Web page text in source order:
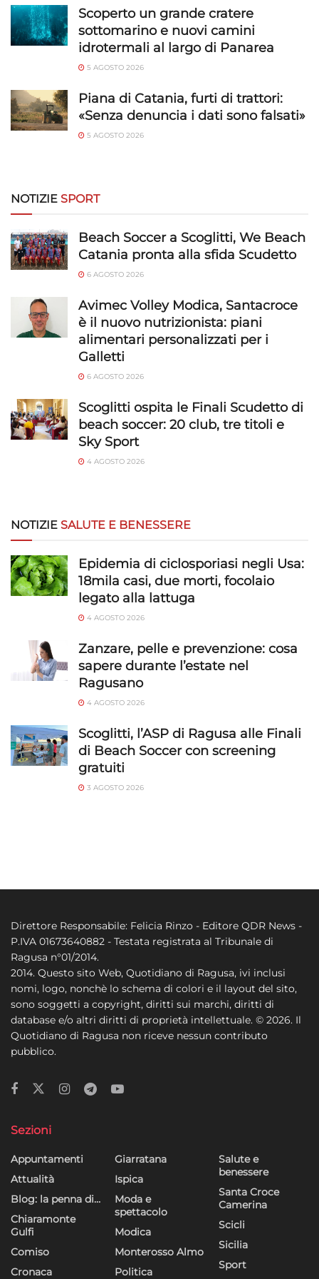
rilevare frodi, correggere errori, Erogare
e presentare pubblicità e contenuto,
Salvare e comunicare le scelte sulla
Sempre attivo
Scoperto un grande cratere
sottomarino e nuovi camini
idrotermali al largo di Panarea
5 AGOSTO 2026
Piana di Catania, furti di trattori:
«Senza denuncia i dati sono falsati»
5 AGOSTO 2026
NOTIZIE SPORT
Beach Soccer a Scoglitti, We Beach
Catania pronta alla sfida Scudetto
6 AGOSTO 2026
Avimec Volley Modica, Santacroce
è il nuovo nutrizionista: piani
alimentari personalizzati per i
Galletti
6 AGOSTO 2026
Scoglitti ospita le Finali Scudetto di
beach soccer: 20 club, tre titoli e
Sky Sport
4 AGOSTO 2026
NOTIZIE SALUTE E BENESSERE
Epidemia di ciclosporiasi negli Usa:
18mila casi, due morti, focolaio
legato alla lattuga
4 AGOSTO 2026
Zanzare, pelle e prevenzione: cosa
sapere durante l’estate nel
Ragusano
4 AGOSTO 2026
Scoglitti, l’ASP di Ragusa alle Finali
di Beach Soccer con screening
gratuiti
3 AGOSTO 2026
Direttore Responsabile: Felicia Rinzo - Editore QDR News -
P.IVA 01673640882 - Testata registrata al Tribunale di
Ragusa n°01/2014.
2014. Questo sito Web, Quotidiano di Ragusa, ivi inclusi
nomi, logo, nonchè lo schema di colori e il layout del sito,
sono soggetti a copyright, diritti sui marchi, diritti di
database e/o altri diritti di proprietà intellettuale. © 2026. Il
Quotidiano di Ragusa non riceve nessun contributo
pubblico.
Sezioni
Appuntamenti
Attualità
Blog: la penna di…
Chiaramonte
Gulfi
Comiso
Cronaca
Giarratana
Ispica
Moda e
spettacolo
Modica
Monterosso Almo
Politica
Salute e
benessere
Santa Croce
Camerina
Scicli
Sicilia
Sport